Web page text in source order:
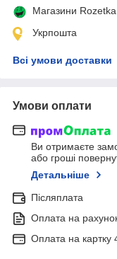
Магазини Rozetka
Укрпошта
Всі умови доставки
Умови оплати
Ви отримаєте
або гроші
Детальніше
Післяплата
Оплата на
Оплата на картку